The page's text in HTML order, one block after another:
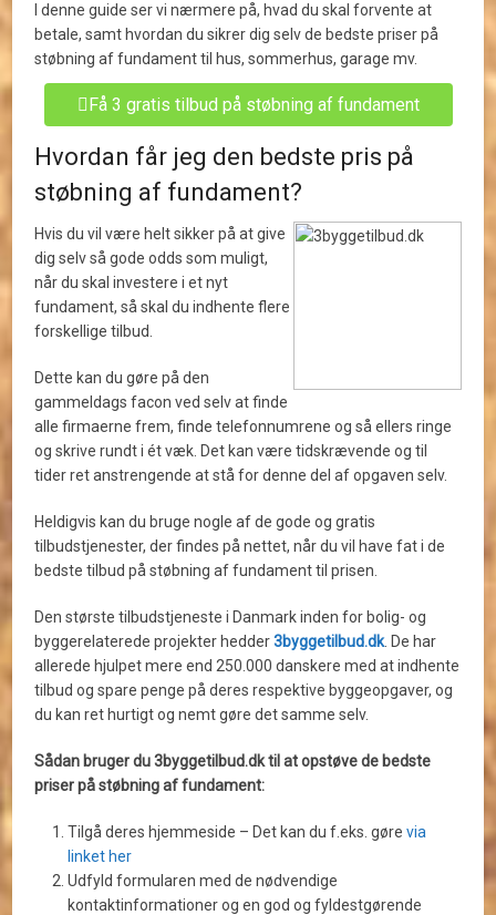
I denne guide ser vi nærmere på, hvad du skal forvente at
betale, samt hvordan du sikrer dig selv de bedste priser på
støbning af fundament til hus, sommerhus, garage mv.
Få 3 gratis tilbud på støbning af fundament
Hvordan får jeg den bedste pris på
støbning af fundament?
Hvis du vil være helt sikker på at give
dig selv så gode odds som muligt,
når du skal investere i et nyt
fundament, så skal du indhente flere
forskellige tilbud.
Dette kan du gøre på den
gammeldags facon ved selv at finde
alle firmaerne frem, finde telefonnumrene og så ellers ringe
og skrive rundt i ét væk. Det kan være tidskrævende og til
tider ret anstrengende at stå for denne del af opgaven selv.
Heldigvis kan du bruge nogle af de gode og gratis
tilbudstjenester, der findes på nettet, når du vil have fat i de
bedste tilbud på støbning af fundament til prisen.
Den største tilbudstjeneste i Danmark inden for bolig- og
byggerelaterede projekter hedder3byggetilbud.dk. De har
allerede hjulpet mere end 250.000 danskere med at indhente
tilbud og spare penge på deres respektive byggeopgaver, og
du kan ret hurtigt og nemt gøre det samme selv.
Sådan bruger du 3byggetilbud.dk til at opstøve de bedste
priser på støbning af fundament:
Tilgå deres hjemmeside – Det kan du f.eks. gørevia
linket her
Udfyld formularen med de nødvendige
kontaktinformationer og en god og fyldestgørende